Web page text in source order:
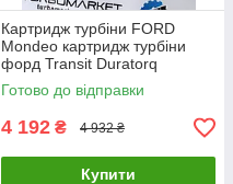
Картридж турбіни FORD
Mondeo картридж турбіни
форд Transit Duratorq
726194-0005 726194-0004
726194-0003
Готово до відправки
4 192 ₴ 4 932 ₴
Купити